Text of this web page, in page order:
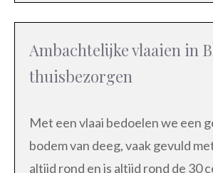
Ambachtelijke vlaaien in
thuisbezorgen
Met een vlaai bedoelen we een
bodem van deeg, vaak gevuld
altijd rond en is altijd rond de 30